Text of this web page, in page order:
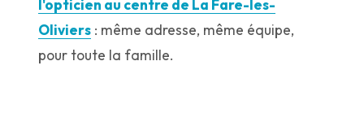
l'opticien au centre de La Fare-les-
Oliviers : même adresse, même équipe,
pour toute la famille.